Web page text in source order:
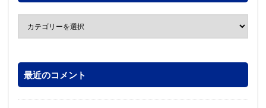
最近のコメント